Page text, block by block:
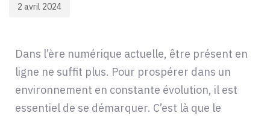
2 avril 2024
Dans l’ère numérique actuelle, être présent en
ligne ne suffit plus. Pour prospérer dans un
environnement en constante évolution, il est
essentiel de se démarquer. C’est là que le